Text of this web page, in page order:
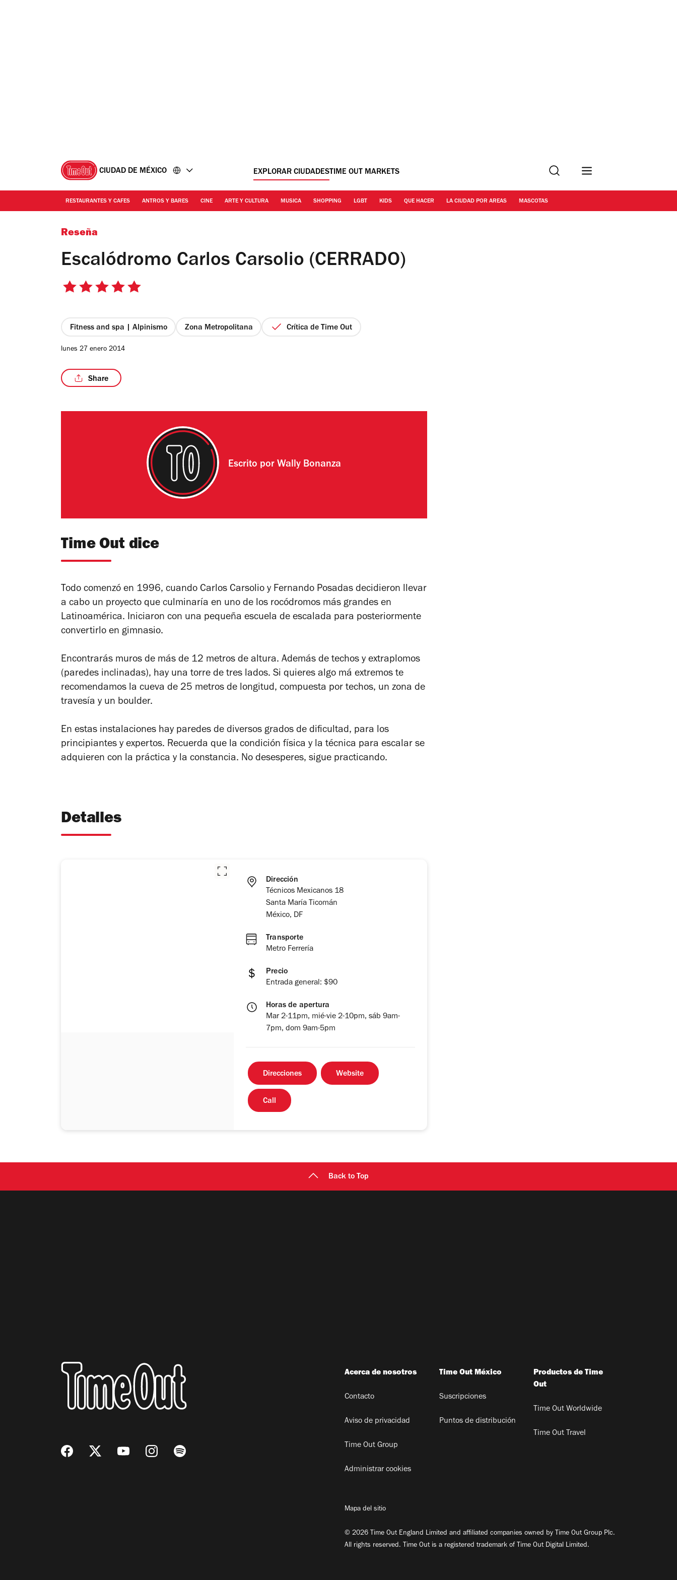
CIUDAD DE MÉXICO EXPLORAR CIUDADESTIME OUT MARKETS Buscar
RESTAURANTES Y CAFES ANTROS Y BARES CINE ARTE Y CULTURA MUSICA SHOPPING LGBT KIDS QUE HACER LA CIUDAD POR AREAS MASCOTAS
Reseña
Escalódromo Carlos Carsolio (CERRADO)
5
estrellas
Fitness and spa | Alpinismo Zona Metropolitana Crítica de Time Out
lunes 27 enero 2014
Share
Escrito por Wally Bonanza
Time Out dice
Todo comenzó en 1996, cuando Carlos Carsolio y Fernando Posadas decidieron llevar
a cabo un proyecto que culminaría en uno de los rocódromos más grandes en
Latinoamérica. Iniciaron con una pequeña escuela de escalada para posteriormente
convertirlo en gimnasio.
Encontrarás muros de más de 12 metros de altura. Además de techos y extraplomos
(paredes inclinadas), hay una torre de tres lados. Si quieres algo má extremos te
recomendamos la cueva de 25 metros de longitud, compuesta por techos, un zona de
travesía y un boulder.
En estas instalaciones hay paredes de diversos grados de dificultad, para los
principiantes y expertos. Recuerda que la condición física y la técnica para escalar se
adquieren con la práctica y la constancia. No desesperes, sigue practicando.
Detalles
Dirección
Técnicos Mexicanos 18
Santa María Ticomán
México, DF
Transporte
Metro Ferrería
Precio
Entrada general: $90
Horas de apertura
Mar 2-11pm, mié-vie 2-10pm, sáb 9am-
7pm, dom 9am-5pm
Direcciones Website
Call
Back to Top
Acerca de nosotros
Contacto
Aviso de privacidad
Time Out Group
Administrar cookies
Time Out México
Suscripciones
Puntos de distribución
Productos de Time
Out
Time Out Worldwide
Time Out Travel
Mapa del sitio
© 2026 Time Out England Limited and affiliated companies owned by Time Out Group Plc.
All rights reserved. Time Out is a registered trademark of Time Out Digital Limited.